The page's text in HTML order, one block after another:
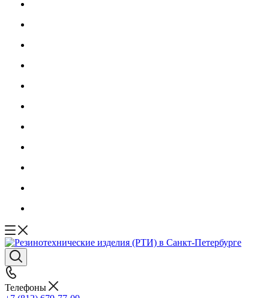
Телефоны